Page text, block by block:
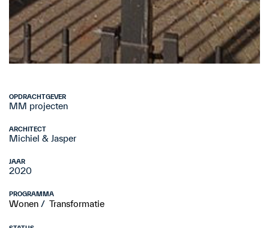
OPDRACHTGEVER
MM projecten
ARCHITECT
Michiel & Jasper
JAAR
2020
PROGRAMMA
Wonen Transformatie